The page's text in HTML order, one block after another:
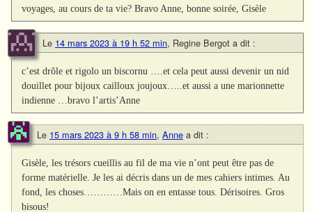
voyages, au cours de ta vie? Bravo Anne, bonne soirée, Gisèle
Le 14 mars 2023 à 19 h 52 min, Regine Bergot a dit :
c’est drôle et rigolo un biscornu ….et cela peut aussi devenir un nid
douillet pour bijoux cailloux joujoux…..et aussi a une marionnette
indienne …bravo l’artis’Anne
Le 15 mars 2023 à 9 h 58 min, Anne a dit :
Gisèle, les trésors cueillis au fil de ma vie n’ont peut être pas de
forme matérielle. Je les ai décris dans un de mes cahiers intimes. Au
fond, les choses…………Mais on en entasse tous. Dérisoires. Gros
bisous!